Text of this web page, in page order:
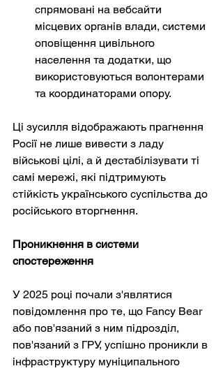
спрямовані на вебсайти
місцевих органів влади, системи
оповіщення цивільного
населення та додатки, що
використовуються волонтерами
та координаторами опору.
Ці зусилля відображають прагнення
Росії не лише вивести з ладу
військові цілі, а й дестабілізувати ті
самі мережі, які підтримують
стійкість українського суспільства до
російського вторгнення.
Проникнення в системи
спостереження
У 2025 році почали з'являтися
повідомлення про те, що Fancy Bear
або пов'язаний з ним підрозділ,
пов'язаний з ГРУ, успішно проникли в
інфраструктуру муніципального